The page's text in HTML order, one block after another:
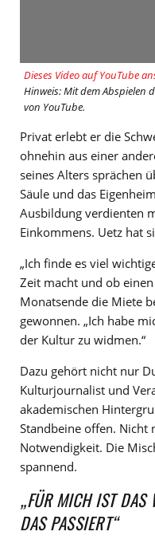
Dieses Video auf YouTube
Hinweis: Mit dem Abspielen
von YouTube.
Privat erlebt er die
ohnehin aus einer
seines Alters sprächen
Säule und das
Ausbildung verdienten
Einkommens. Uetz hat
„Ich finde es viel
Zeit macht und ob
Monatsende die Miete
gewonnen. „Ich habe
der Kultur zu widmen.“
Dazu gehört nicht nur
Kulturjournalist und
akademischen
Standbeine offen. Nicht
Notwendigkeit. Die
spannend.
„FÜR MICH IST DAS
DAS PASSIERT“